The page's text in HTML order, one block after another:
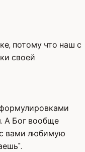
потому что наш с
своей
А Бог вообще
вами любимую